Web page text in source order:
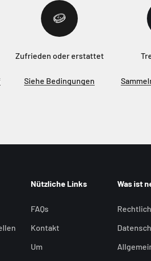
Zufrieden oder erstattet
Siehe Bedingungen
Nützliche Links
FAQs
Kontakt
Um
Was ist